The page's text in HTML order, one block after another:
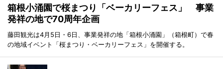
箱根小涌園で桜まつり「ベーカリーフェス」 事業
発祥の地で70周年企画
藤田観光は4月5日・6日、事業発祥の地「箱根小涌園」（箱根町）で春
の地域イベント「桜まつり・ベーカリーフェス」を開催する。